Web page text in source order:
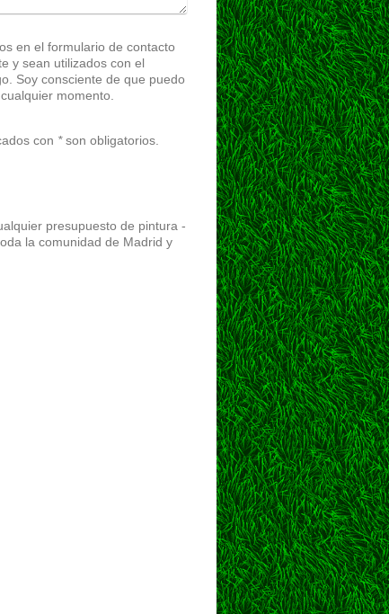
en el formulario de contacto
con el
Soy consciente de que puedo
momento.
con *son obligatorios.
presupuesto de pintura -
la comunidad de Madrid y